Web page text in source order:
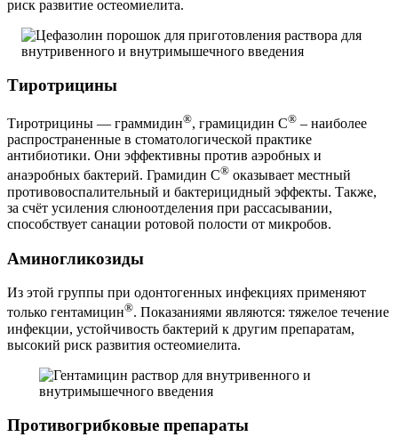
риск развитие остеомиелита.
Тиротрицины
Тиротрицины — граммидин®, грамицидин С® – наиболее
распространенные в стоматологической практике
антибиотики. Они эффективны против аэробных и
анаэробных бактерий. Грамидин С® оказывает местный
противовоспалительный и бактерицидный эффекты. Также,
за счёт усиления слюноотделения при рассасывании,
способствует санации ротовой полости от микробов.
Аминогликозиды
Из этой группы при одонтогенных инфекциях применяют
только гентамицин®. Показаниями являются: тяжелое течение
инфекции, устойчивость бактерий к другим препаратам,
высокий риск развития остеомиелита.
Противогрибковые препараты